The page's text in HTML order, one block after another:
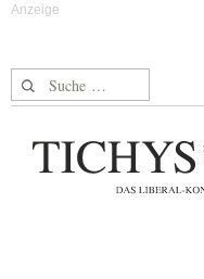
Suche nach: